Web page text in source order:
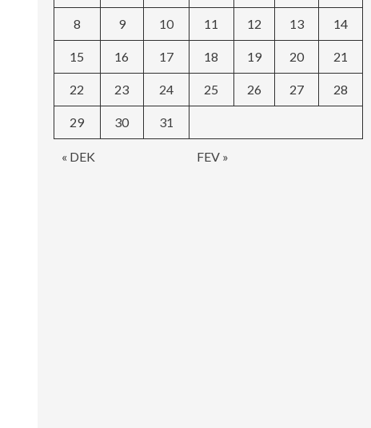
« DEK FEV »
8 9 10 11 12 13 14
15 16 17 18 19 20 21
22 23 24 25 26 27 28
29 30 31